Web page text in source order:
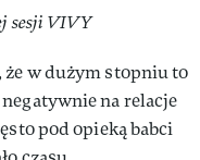
sesji VIVY
że w dużym stopniu to
na relacje
pod opieką babci